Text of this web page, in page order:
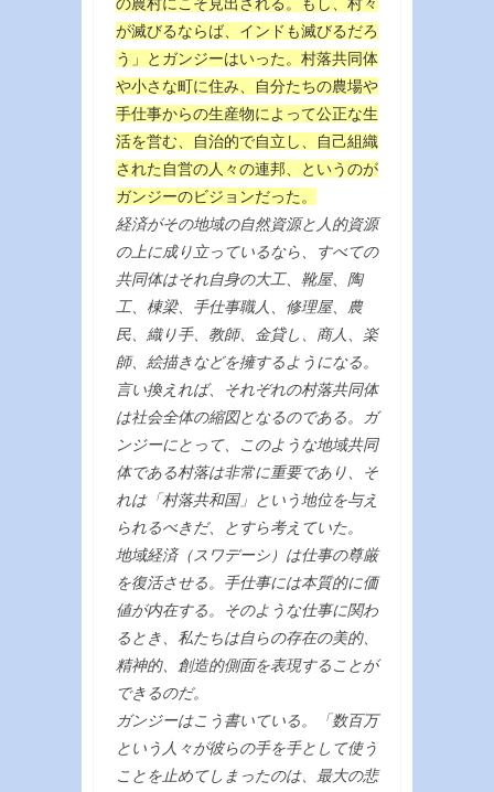
が滅びるならば、インドも滅びるだろ
う」とガンジーはいった。村落共同体
や小さな町に住み、自分たちの農場や
手仕事からの生産物によって公正な生
活を営む、自治的で自立し、自己組織
された自営の人々の連邦、というのが
ガンジーのビジョンだった。
経済がその地域の自然資源と人的資源
の上に成り立っているなら、すべての
共同体はそれ自身の大工、靴屋、陶
工、棟梁、手仕事職人、修理屋、農
民、織り手、教師、金貸し、商人、楽
師、絵描きなどを擁するようになる。
言い換えれば、それぞれの村落共同体
は社会全体の縮図となるのである。ガ
ンジーにとって、このような地域共同
体である村落は非常に重要であり、そ
れは「村落共和国」という地位を与え
られるべきだ、とすら考えていた。
地域経済（スワデーシ）は仕事の尊厳
を復活させる。手仕事には本質的に価
値が内在する。そのような仕事に関わ
るとき、私たちは自らの存在の美的、
精神的、創造的側面を表現することが
できるのだ。
ガンジーはこう書いている。「数百万
という人々が彼らの手を手として使う
ことを止めてしまったのは、最大の悲